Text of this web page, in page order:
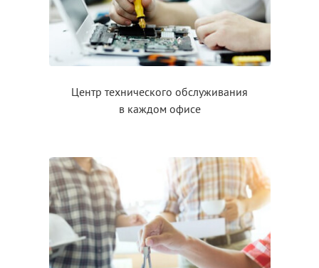
Центр технического обслуживания
в каждом офисе